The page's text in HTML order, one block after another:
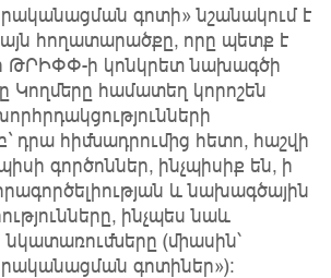
գոտի» նշանակում է
հողատարածքը, որը պետք է
ԹՐԻՓՓ-ի կոնկրետ նախագծի
Կողմերը համատեղ կորոշեն
դրա հիմնադրումից հետո, հաշվի
գործոններ, ինչպիսիք են, ի
և նախագծային
ինչպես նաև
(միասին՝
գոտիներ»):